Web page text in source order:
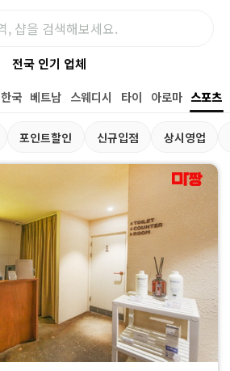
전국 인기 업체
한국 베트남 스웨디시 타이 아로마 스포츠
포인트할인 신규입점 상시영업